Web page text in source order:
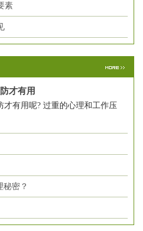
素
才有用
才有用呢? 过重的心理和工作压
秘密？